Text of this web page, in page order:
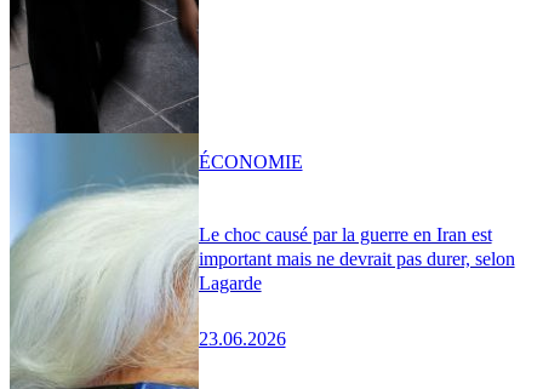
Le choc causé par la guerre en Iran est
important mais ne devrait pas durer, selon
Lagarde
23.06.2026
ÉCONOMIE